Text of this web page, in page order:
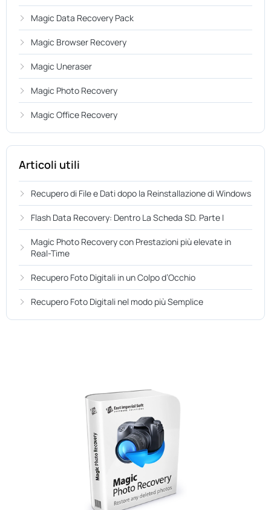
Magic Data Recovery Pack
Magic Browser Recovery
Magic Uneraser
Magic Photo Recovery
Magic Office Recovery
Articoli utili
Recupero di File e Dati dopo la Reinstallazione di Windows
Flash Data Recovery: Dentro La Scheda SD. Parte I
Magic Photo Recovery con Prestazioni più elevate in
Real-Time
Recupero Foto Digitali in un Colpo d’Occhio
Recupero Foto Digitali nel modo più Semplice